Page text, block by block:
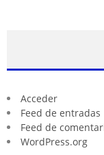
Acceder
Feed de entradas
Feed de
WordPress.org